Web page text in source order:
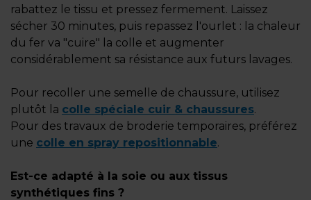
rabattez le tissu et pressez fermement. Laissez
sécher 30 minutes, puis repassez l'ourlet : la chaleur
du fer va "cuire" la colle et augmenter
considérablement sa résistance aux futurs lavages.
Pour recoller une semelle de chaussure, utilisez
plutôt la colle spéciale cuir & chaussures.
Pour des travaux de broderie temporaires, préférez
une colle en spray repositionnable.
Est-ce adapté à la soie ou aux tissus
synthétiques fins ?